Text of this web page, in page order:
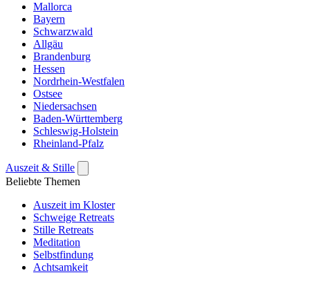
Mallorca
Bayern
Schwarzwald
Allgäu
Brandenburg
Hessen
Nordrhein-Westfalen
Ostsee
Niedersachsen
Baden-Württemberg
Schleswig-Holstein
Rheinland-Pfalz
Auszeit & Stille
Beliebte Themen
Auszeit im Kloster
Schweige Retreats
Stille Retreats
Meditation
Selbstfindung
Achtsamkeit